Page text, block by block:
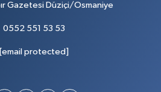
Gazetesi Düziçi/Osmaniye
0552 551 53 53
[email protected]